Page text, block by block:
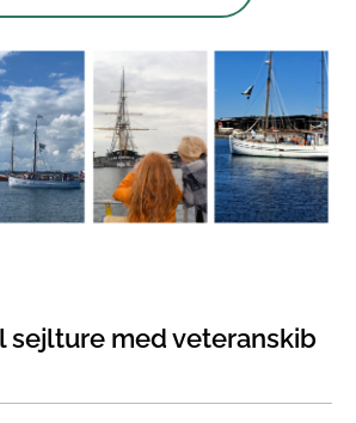
sejlture med veteranskib